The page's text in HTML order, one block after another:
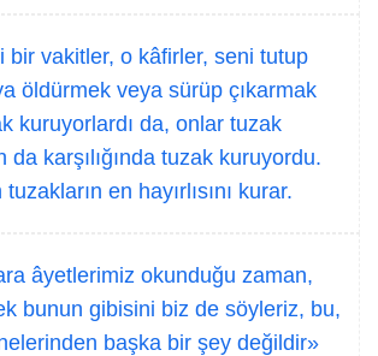
bir vakitler, o kâfirler, seni tutup
öldürmek veya sürüp çıkarmak
kuruyorlardı da, onlar tuzak
da karşılığında tuzak kuruyordu.
en hayırlısını kurar.
âyetlerimiz okunduğu zaman,
bunun gibisini biz de söyleriz, bu,
başka bir şey değildir»